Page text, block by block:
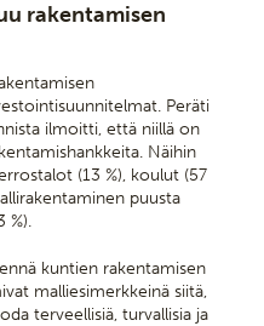
rakentamisen
Peräti
ilmoitti, että niillä on
Näihin
(13 %), koulut (57
puusta
%).
kuntien rakentamisen
malliesimerkkeinä siitä,
terveellisiä, turvallisia ja